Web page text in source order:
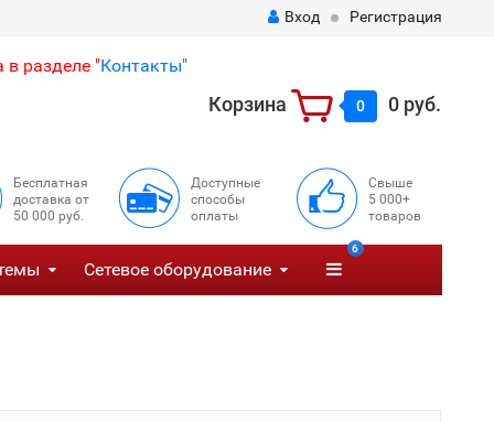
Вход Регистрация
разделе "Контакты"
Корзина 0 0 руб.
Бесплатная
доставка от
50 000 руб.
Доступные
способы
оплаты
Свыше
5 000+
товаров
Сетевое оборудование
6